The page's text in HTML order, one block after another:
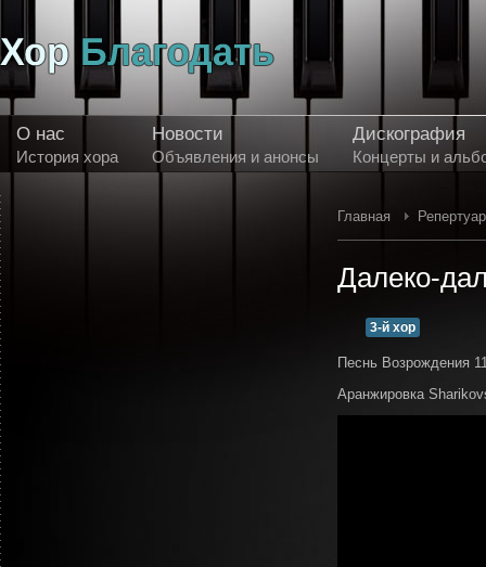
О нас
История хора
Новости
Объявления и анонсы
Дискография
Концерты и
Главная Репертуар
Далеко-
3-й хор
Песнь Возрождения
Аранжировка